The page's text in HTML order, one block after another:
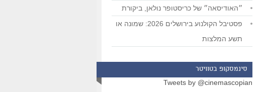
״האודיסאה״ של כריסטופר נולאן, ביקורת
פסטיבל הקולנוע בירושלים 2026: שמונה או
תשע המלצות
סינמסקופ בטוויטר
Tweets by @cinemascopian